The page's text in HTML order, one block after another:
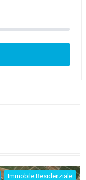
Immobile Residenziale